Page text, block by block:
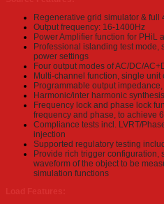
Regenerative grid simulator &
Output frequency: 16-1400Hz
Power Amplifier function for PHiL
Professional islanding test mode,
power settings
Four output modes of AC/DC/
Multi-channel function, single unit
Programmable output
Harmonic/inter harmonic synthesis
Frequency lock and phase lock
frequency and phase, to achieve
Compliance tests incl. LVRT/
injection
Supported regulatory testing
Provide rich trigger configuration,
waveform of the object to be
simulation functions